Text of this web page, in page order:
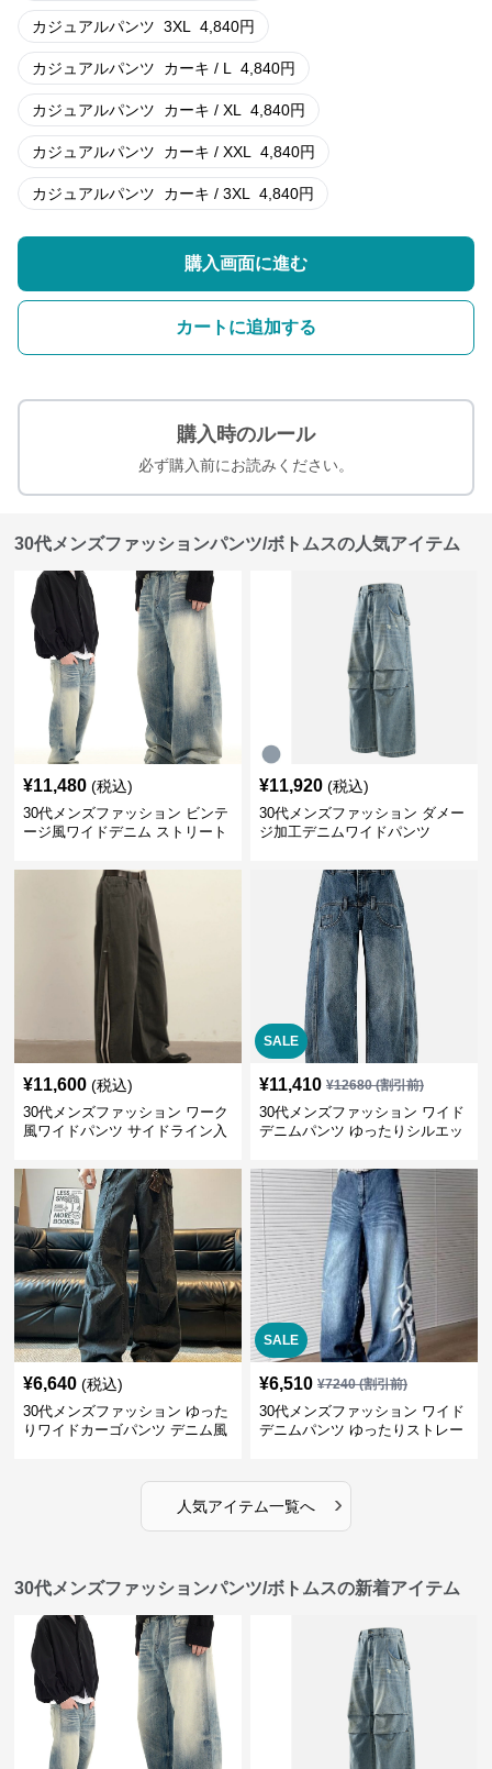
カジュアルパンツ 3XL 4,840円
カジュアルパンツ カーキ / L 4,840円
カジュアルパンツ カーキ / XL 4,840円
カジュアルパンツ カーキ / XXL 4,840円
カジュアルパンツ カーキ / 3XL 4,840円
購入画面に進む
カートに追加する
購入時のルール
必ず購入前にお読みください。
30代メンズファッションパンツ/ボトムスの人気アイテム
¥11,480 (税込)
30代メンズファッション ビンテ
ージ風ワイドデニム ストリート
¥11,920 (税込)
30代メンズファッション ダメー
ジ加工デニムワイドパンツ
¥11,600 (税込)
30代メンズファッション ワーク
風ワイドパンツ サイドライン入
SALE
¥11,410 ¥12680(割引前)
30代メンズファッション ワイド
デニムパンツ ゆったりシルエッ
¥6,640 (税込)
30代メンズファッション ゆった
りワイドカーゴパンツ デニム風
SALE
¥6,510 ¥7240(割引前)
30代メンズファッション ワイド
デニムパンツ ゆったりストレー
人気アイテム一覧へ ›
30代メンズファッションパンツ/ボトムスの新着アイテム